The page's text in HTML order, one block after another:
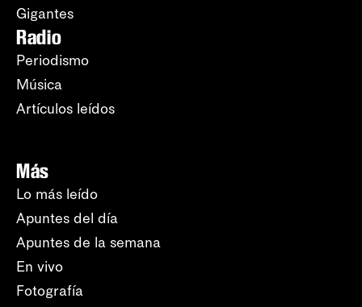
Gigantes
Radio
Periodismo
Música
Artículos leídos
Más
Lo más leído
Apuntes del día
Apuntes de la semana
En vivo
Fotografía